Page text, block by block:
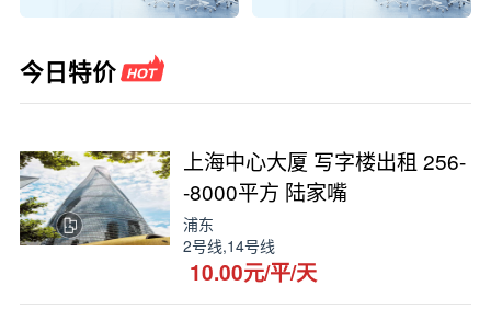
今日特价
上海中心大厦 写字楼出租 256-
-8000平方 陆家嘴
浦东
2号线,14号线
10.00元/平/天